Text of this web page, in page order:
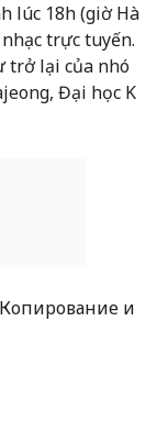
lúc 18h (giờ Hà
trực tuyến.
trở lại của nhó
Đại học K
и